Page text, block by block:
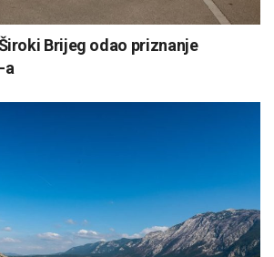
Brijeg odao priznanje
a